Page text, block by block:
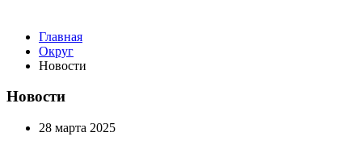
Главная
Округ
Новости
Новости
28 марта 2025